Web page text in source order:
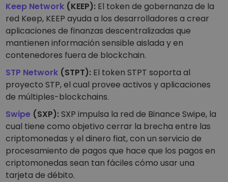
Keep Network (KEEP): El token de gobernanza de la
red Keep, KEEP ayuda a los desarrolladores a crear
aplicaciones de finanzas descentralizadas que
mantienen información sensible aislada y en
contenedores fuera de blockchain.
STP Network (STPT): El token STPT soporta al
proyecto STP, el cual provee activos y aplicaciones
de múltiples-blockchains.
Swipe (SXP):SXP impulsa la red de Binance Swipe, la
cual tiene como objetivo cerrar la brecha entre las
criptomonedas y el dinero fiat, con un servicio de
procesamiento de pagos que hace que los pagos en
criptomonedas sean tan fáciles cómo usar una
tarjeta de débito.